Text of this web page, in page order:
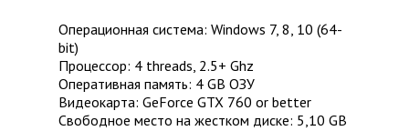
Операционная система: Windows 7, 8, 10 (64-
bit)
Процессор: 4 threads, 2.5+ Ghz
Оперативная память: 4 GB ОЗУ
Видеокарта: GeForce GTX 760 or better
Свободное место на жестком диске: 5,10 GB